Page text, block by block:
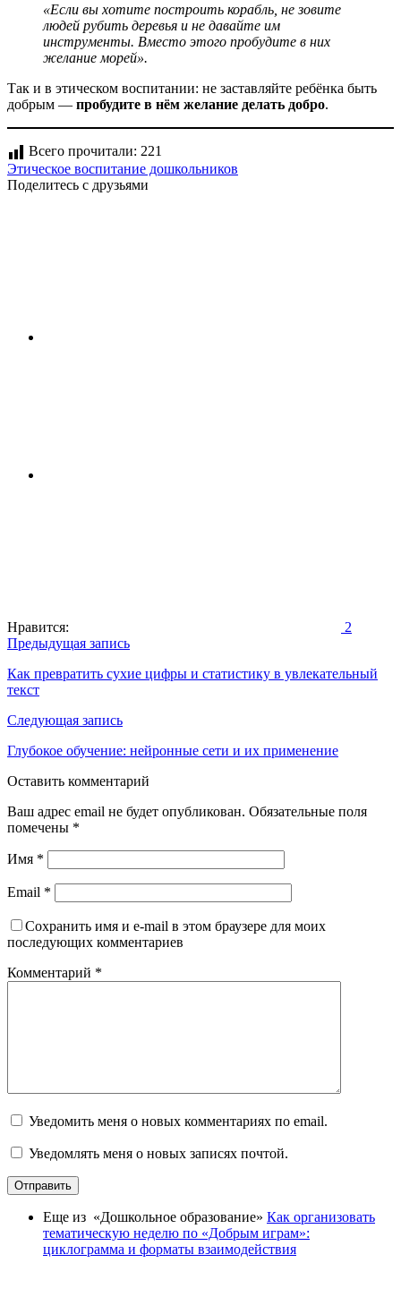
«Если вы хотите построить корабль, не зовите
людей рубить деревья и не давайте им
инструменты. Вместо этого пробудите в них
желание морей».
Так и в этическом воспитании: не заставляйте ребёнка быть
добрым — пробудите в нём желание делать добро.
Всего прочитали: 221
Этическое воспитание дошкольников
Поделитесь с друзьями
Нравится: 2
Навигация
по
записям
Предыдущая запись
Как превратить сухие цифры и статистику в увлекательный
текст
Следующая запись
Глубокое обучение: нейронные сети и их применение
Оставить комментарий
Ваш адрес email не будет опубликован. Обязательные поля
помечены *
Имя *
Email *
Сохранить имя и e-mail в этом браузере для моих
последующих комментариев
Комментарий *
Уведомить меня о новых комментариях по email.
Уведомлять меня о новых записях почтой.
Отправить
Еще из «Дошкольное образование» Как организовать
тематическую неделю по «Добрым играм»:
циклограмма и форматы взаимодействия